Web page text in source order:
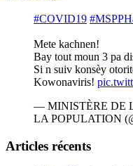
#COVID19
Mete kachnen!
Bay tout moun 3 pa
Si n suiv konsèy
Kowonaviris!
— MINISTÈRE DE
LA POPULATION
Articles récents